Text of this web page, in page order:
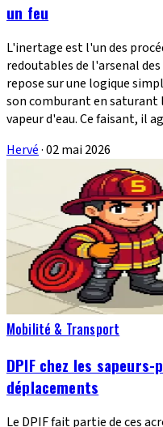
un feu
L'inertage est l'un des
redoutables de l'arsenal
repose sur une logique
son comburant en saturant
vapeur d'eau. Ce faisant, il
Hervé·02 mai 2026
Mobilité & Transport
DPIF chez les
déplacements
Le DPIF fait partie de ces